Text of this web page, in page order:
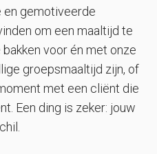
en gemotiveerde
om een maaltijd te
voor én met onze
groepsmaaltijd zijn, of
met een cliënt die
Een ding is zeker: jouw